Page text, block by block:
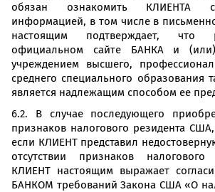
обязан ознакомить КЛИЕНТА с
информацией, в том числе в
настоящим подтверждает, что
официальном сайте БАНКА и (или)
учреждением высшего,
среднего специального образования
является надлежащим способом ее
6.2. В случае последующего
признаков налогового резидента
если КЛИЕНТ представил
отсутствии признаков
КЛИЕНТ настоящим выражает
БАНКОМ требований Закона США «О